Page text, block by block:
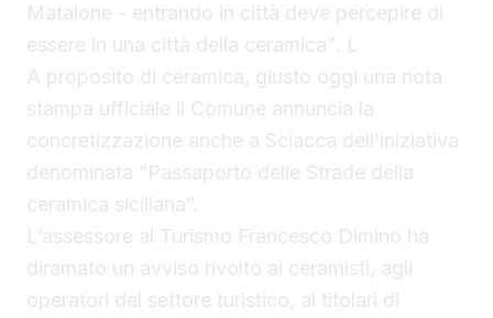
Matalone - entrando in città deve percepire di
essere in una città della ceramica". L
A proposito di ceramica, giusto oggi una nota
stampa ufficiale il Comune annuncia la
concretizzazione anche a Sciacca dell’iniziativa
denominata “Passaporto delle Strade della
ceramica siciliana”.
L’assessore al Turismo Francesco Dimino ha
diramato un avviso rivolto ai ceramisti, agli
operatori del settore turistico, ai titolari di